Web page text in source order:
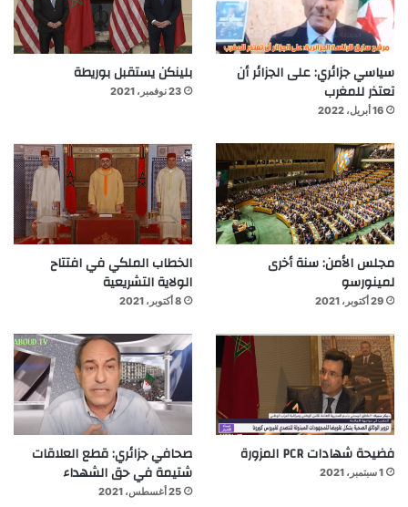
سياسي جزائري: على الجزائر أن
تعتذر للمغرب
16 أبريل، 2022
بلينكن يستقبل بوريطة
23 نوفمبر، 2021
مجلس الأمن: سنة أخرى
لمينورسو
29 أكتوبر، 2021
الخطاب الملكي في افتتاح
الولاية التشريعية
8 أكتوبر، 2021
فضيحة شهادات PCR المزورة
1 سبتمبر، 2021
صحافي جزائري: قطع العلاقات
شتيمة في حق الشهداء
25 أغسطس، 2021